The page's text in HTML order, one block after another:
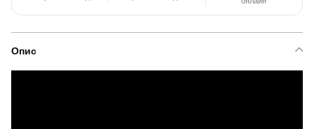
Опис